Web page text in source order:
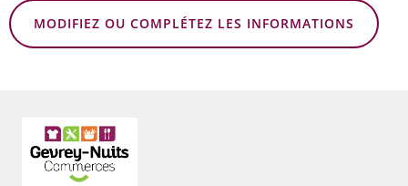
MODIFIEZ OU COMPLÉTEZ LES INFORMATIONS